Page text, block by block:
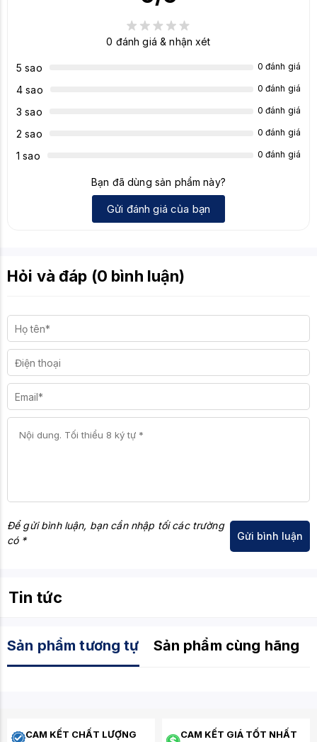
0 đánh giá & nhận xét
5 sao 0 đánh giá
4 sao 0 đánh giá
3 sao 0 đánh giá
2 sao 0 đánh giá
1 sao 0 đánh giá
Bạn đã dùng sản phẩm này?
Gửi đánh giá của bạn
Hỏi và đáp (0 bình luận)
Để gửi bình luận, bạn cần nhập tối các trường
có *
Tin tức
Sản phẩm tương tự Sản phẩm cùng hãng
CAM KẾT CHẤT LƯỢNG CAM KẾT GIÁ TỐT NHẤT